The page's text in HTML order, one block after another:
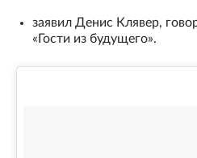
заявил Денис Клявер,
«Гости из будущего».